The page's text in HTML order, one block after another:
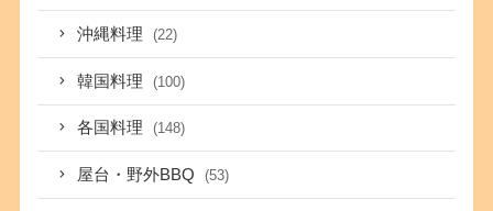
沖縄料理 (22)
韓国料理 (100)
各国料理 (148)
屋台・野外BBQ (53)